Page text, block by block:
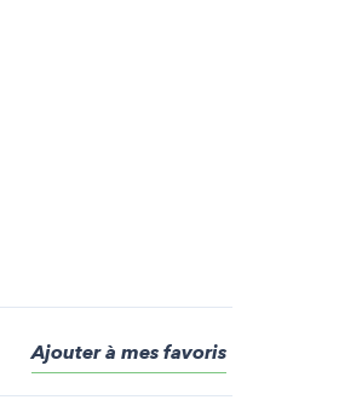
Ajouter à mes favoris